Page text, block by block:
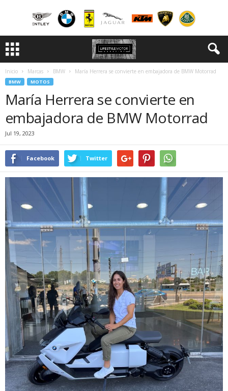
Inicio Marcas BMW María Herrera se convierte en embajadora de BMW Motorrad
BMW MOTOS
María Herrera se convierte en
embajadora de BMW Motorrad
Jul 19, 2023
Facebook Twitter